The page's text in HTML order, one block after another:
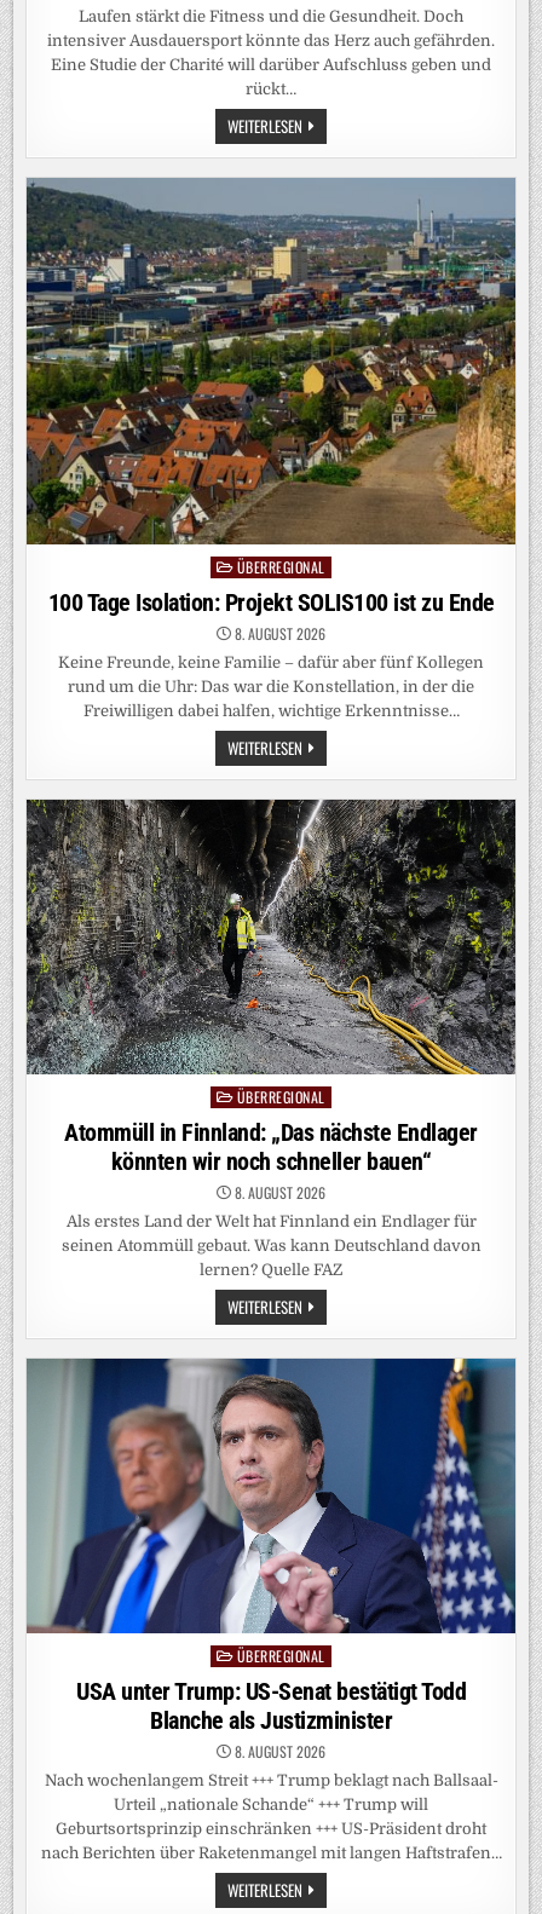
Laufen stärkt die Fitness und die Gesundheit. Doch
intensiver Ausdauersport könnte das Herz auch gefährden.
Eine Studie der Charité will darüber Aufschluss geben und
rückt…
WEITERLESEN FORSCHUNG
DER
CHARITÉ:
WENN
AUS
DEM
TAKT
GERÄT
PostedÜBERREGIONAL
100 Tage Isolation: Projekt SOLIS100 ist zu Ende
8. AUGUST 2026
Keine Freunde, keine Familie – dafür aber fünf Kollegen
rund um die Uhr: Das war die Konstellation, in der die
Freiwilligen dabei halfen, wichtige Erkenntnisse…
WEITERLESEN 100
TAGE
ISOLATION:
SOLIS100
IST
ZU
ENDE
Posted
in
ÜBERREGIONAL
Atommüll in Finnland: „Das nächste Endlager
könnten wir noch schneller bauen“
8. AUGUST 2026
Als erstes Land der Welt hat Finnland ein Endlager für
seinen Atommüll gebaut. Was kann Deutschland davon
lernen? Quelle FAZ
WEITERLESEN ATOMMÜLL
IN
FINNLAND:
ENDLAGER
KÖNNTEN
WIR
NOCH
SCHNELLER
BAUEN“
PostedÜBERREGIONAL
USA unter Trump: US-Senat bestätigt Todd
Blanche als Justizminister
8. AUGUST 2026
Nach wochenlangem Streit +++ Trump beklagt nach Ballsaal-
Urteil „nationale Schande“ +++ Trump will
Geburtsortsprinzip einschränken +++ US-Präsident droht
nach Berichten über Raketenmangel mit langen Haftstrafen…
WEITERLESEN USA
UNTER